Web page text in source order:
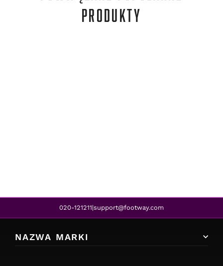
PRODUKTY
020-121211|support@footway.com
NAZWA MARKI